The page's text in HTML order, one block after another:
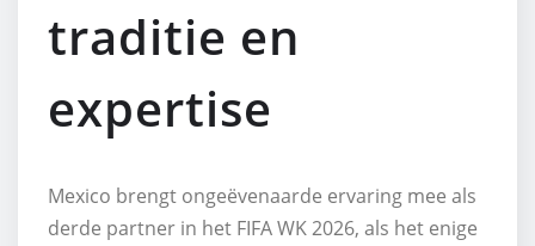
traditie en
expertise
Mexico brengt ongeëvenaarde ervaring mee als
derde partner in het FIFA WK 2026, als het enige